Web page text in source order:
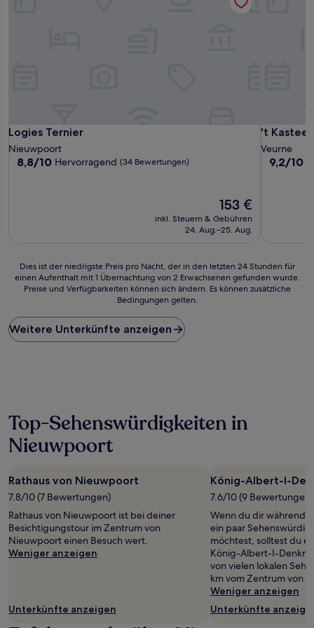
Logies Ternier
Logies Ternier
Nieuwpoort
8.8
8,8/10 Hervorragend (34 Bewertungen)
Der
Preis
beträgt
153 €
inkl. Steuern & Gebühren
24. Aug.–25. Aug.
't Kasteel
't Kasteel
Veurne
9.2
9,2/10
Dies
ist
Preis
pro
Nacht,
für
einen
Aufenthalt
mit
von
2 Erwachsenen
gefunden
wurde.
Preise
und
Verfügbarkeiten
Es
Dies ist der niedrigste Preis pro Nacht, der in den letzten 24 Stunden für
einen Aufenthalt mit 1 Übernachtung von 2 Erwachsenen gefunden wurde.
Preise und Verfügbarkeiten können sich ändern. Es können zusätzliche
Bedingungen gelten.
Weitere Unterkünfte anzeigen
Top-Sehenswürdigkeiten in
Nieuwpoort
Rathaus von Nieuwpoort
7.8/10 (7 Bewertungen)
Rathaus von Nieuwpoort ist bei deiner
Besichtigungstour im Zentrum von
Nieuwpoort einen Besuch wert.
Weniger anzeigen
Unterkünfte anzeigen
König-Albert-I-
7.6/10 (9 Bewertungen)
Wenn du dir während
ein paar
möchtest, solltest du
König-Albert-I-
von vielen lokalen
km vom Zentrum von
Weniger anzeigen
Unterkünfte